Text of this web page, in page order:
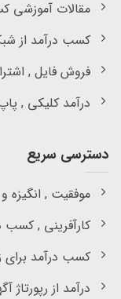
مقالات آموزشی
کسب درآمد از
فروش فایل ,
درآمد کلیکی ,
دسترسی سریع
موفقیت , انگیزه
کارآفرینی , کسب
کسب درآمد برای
درآمد از